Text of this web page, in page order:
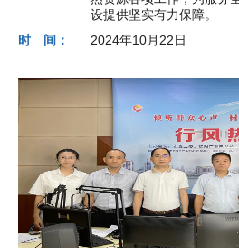
设提供坚实有力保障。
时 间：
2024年10月22日